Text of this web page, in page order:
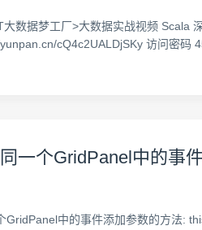
大数据梦工厂>大数据实战视频 Scala
cQ4c2UALDjSKy 访问密码
一个GridPanel中的事
个GridPanel中的事件添加参数